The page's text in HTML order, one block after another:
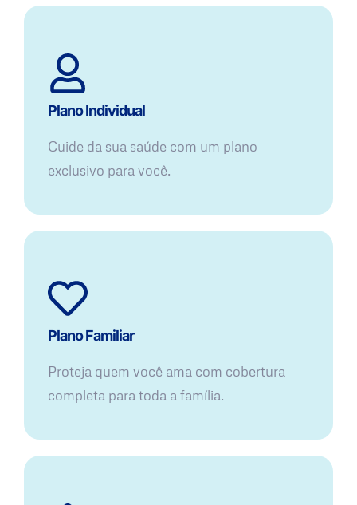
Plano Individual
Cuide da sua saúde com um plano
exclusivo para você.
Plano Familiar
Proteja quem você ama com cobertura
completa para toda a família.